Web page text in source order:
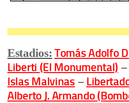
Estadios: Tomás Adolfo
Liberti (El Monumental) –
Islas Malvinas –
Alberto J. Armando